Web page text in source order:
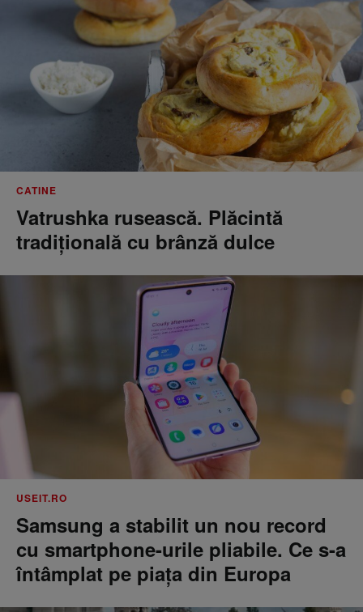
CATINE
Vatrushka rusească. Plăcintă
tradițională cu brânză dulce
USEIT.RO
Samsung a stabilit un nou record
cu smartphone-urile pliabile. Ce s-a
întâmplat pe piața din Europa